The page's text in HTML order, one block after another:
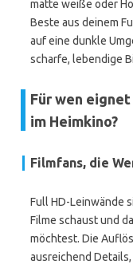
matte weiße oder
Beste aus deinem
auf eine dunkle
scharfe, lebendige
Für wen eignet
im Heimkino?
Filmfans, die
Full HD-Leinwände
Filme schaust und
möchtest. Die
ausreichend